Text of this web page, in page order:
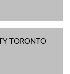
TORONTO